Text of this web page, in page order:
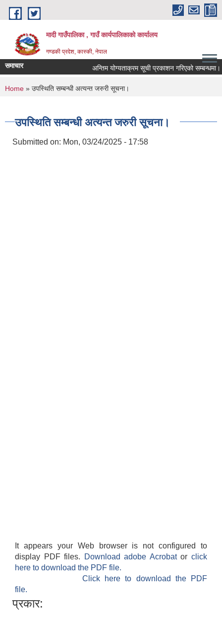
Skip to main content
मादी गाउँपालिका , गाउँ कार्यपालिकाको कार्यालय
गण्डकी प्रदेश, कास्की, नेपाल
समाचार अन्तिम योग्यताक्रम सूची प्रकाशन गरिएको सम्बन्धमा।
You are here
Home » उपस्थिति सम्बन्धी अत्यन्त जरुरी सूचना।
उपस्थिति सम्बन्धी अत्यन्त जरुरी सूचना।
Submitted on: Mon, 03/24/2025 - 17:58
It appears your Web browser is not configured to
display PDF files.
Download adobe Acrobatorclick
here to download the PDF file.
Click here to download the PDF
file.
प्रकार: